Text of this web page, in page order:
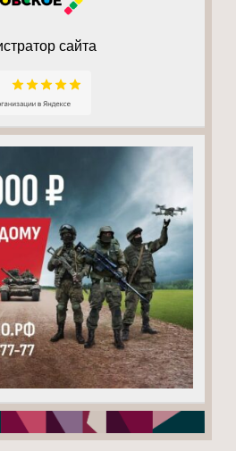
сайта